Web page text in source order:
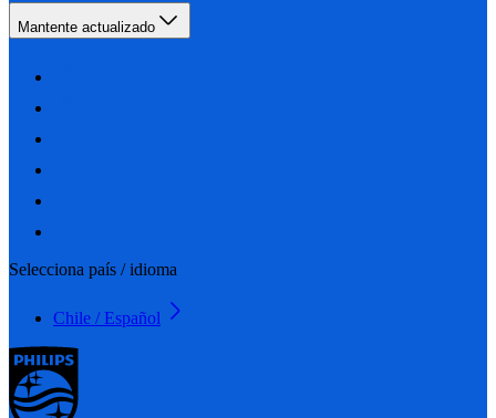
Mantente actualizado
Selecciona país / idioma
Chile / Español